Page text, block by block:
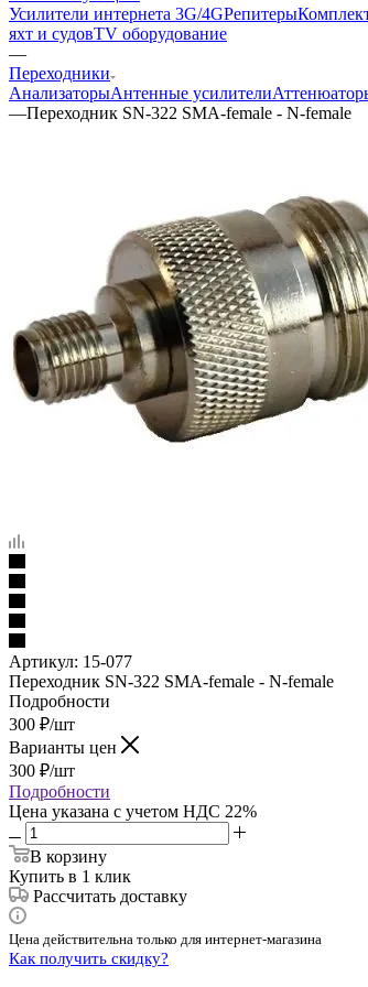
Усилители интернета 3G/4GРепитеры
яхт и судовTV оборудование
—
Переходники
АнализаторыАнтенные усилители
—Переходник SN-322 SMA-female - N-female
Артикул: 15-077
Переходник SN-322 SMA-female - N-female
Подробности
300 ₽/шт
Варианты цен
300 ₽/шт
Подробности
Цена указана с учетом НДС 22%
В корзину
Купить в 1 клик
Рассчитать доставку
Цена действительна только для интернет-магазина
Как получить скидку?